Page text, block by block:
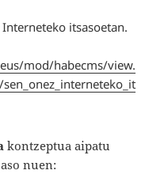
itsasoetan.
mod/habecms/view.
kontzeptua aipatu
nuen: